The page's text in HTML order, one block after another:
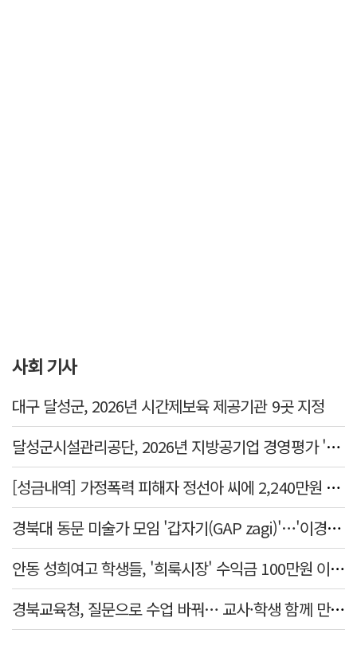
사회 기사
대구 달성군, 2026년 시간제보육 제공기관 9곳 지정
달성군시설관리공단, 2026년 지방공기업 경영평가 '가등급' 최우수 달성
[성금내역] 가정폭력 피해자 정선아 씨에 2,240만원 전달
경북대 동문 미술가 모임 '갑자기(GAP zagi)'…'이경(移境):경계를 넘어, 경계너머' 전시
안동 성희여고 학생들, '희룩시장' 수익금 100만원 이웃돕기 성금으로
경북교육청, 질문으로 수업 바꿔… 교사·학생 함께 만든 '미래교실'